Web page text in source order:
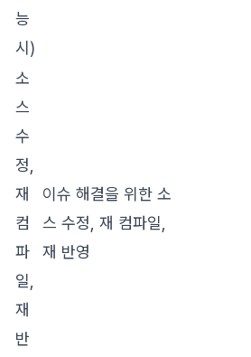
능
시)
소
스
수
정,
재
컴
파
일,
재
반
이슈 해결을 위한 소
스 수정, 재 컴파일,
재 반영